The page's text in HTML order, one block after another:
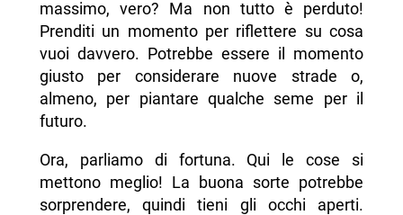
massimo, vero? Ma non tutto è perduto!
Prenditi un momento per riflettere su cosa
vuoi davvero. Potrebbe essere il momento
giusto per considerare nuove strade o,
almeno, per piantare qualche seme per il
futuro.
Ora, parliamo di fortuna. Qui le cose si
mettono meglio! La buona sorte potrebbe
sorprendere, quindi tieni gli occhi aperti.